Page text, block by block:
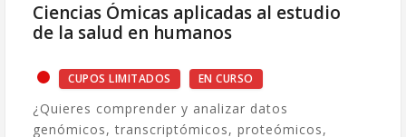
Ciencias Ómicas aplicadas al estudio
de la salud en humanos
CUPOS LIMITADOS EN CURSO
¿Quieres comprender y analizar datos
genómicos, transcriptómicos, proteómicos,